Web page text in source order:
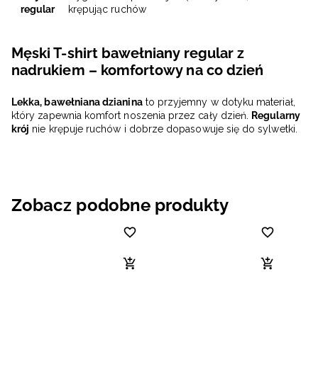
regular
krępując ruchów
Męski T-shirt bawełniany regular z
nadrukiem – komfortowy na co dzień
Lekka, bawełniana dzianinato przyjemny w dotyku materiał,
który zapewnia komfort noszenia przez cały dzień. Regularny
krój nie krępuje ruchów i dobrze dopasowuje się do sylwetki.
Zobacz podobne produkty